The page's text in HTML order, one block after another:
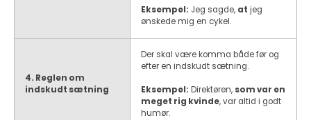
Eksempel: Jeg sagde, at jeg
ønskede mig en cykel.
4. Reglen om
indskudt sætning
Der skal være komma både før og
efter en indskudt sætning.
Eksempel: Direktøren, som var en
meget rig kvinde, var altid i godt
humør.